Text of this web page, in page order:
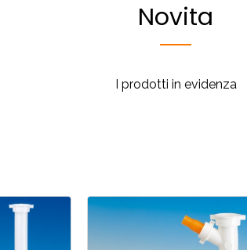
Novita
I prodotti in evidenza